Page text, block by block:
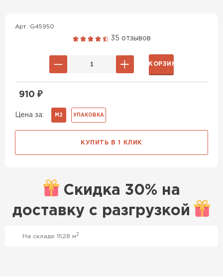
Арт. G45950
35 отзывов
Цена за: М2 УПАКОВКА
910 ₽
В КОРЗИНУ
КУПИТЬ В 1 КЛИК
Скидка 30% на
доставку с разгрузкой
На складе 1528 м 2